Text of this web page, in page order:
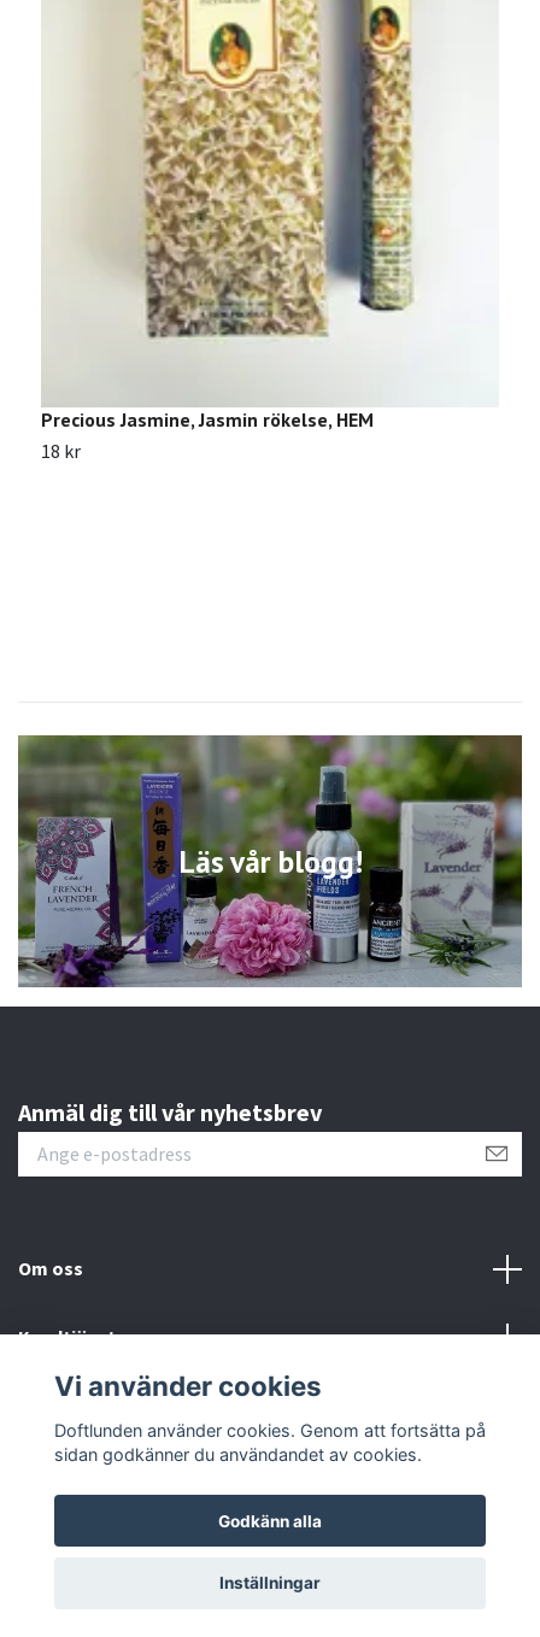
Läs vår blogg!
Precious Jasmine, Jasmin rökelse, HEM
18 kr
Anmäl dig till vår nyhetsbrev
Om oss
Kundtjänst
© 2026 Doftlunden
Vi använder cookies
Doftlunden använder cookies. Genom att fortsätta på
sidan godkänner du användandet av cookies.
Godkänn alla
Inställningar